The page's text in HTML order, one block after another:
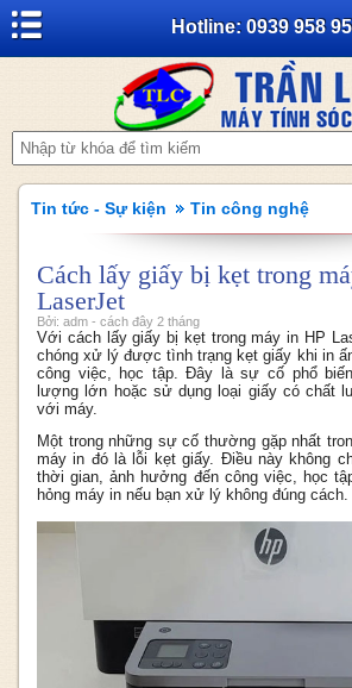
Hotline: 0939 958
Tin tức - Sự kiện Tin công nghệ
Cách lấy giấy bị kẹt trong
LaserJet
Bởi: adm - cách đây 2 tháng
Với cách lấy giấy bị kẹt trong máy in HP
chóng xử lý được tình trạng kẹt giấy khi in
công việc, học tập. Đây là sự cố phổ
lượng lớn hoặc sử dụng loại giấy có chất
với máy.
Một trong những sự cố thường gặp nhất
máy in đó là lỗi kẹt giấy. Điều này không
thời gian, ảnh hưởng đến công việc, học
hỏng máy in nếu bạn xử lý không đúng cách.